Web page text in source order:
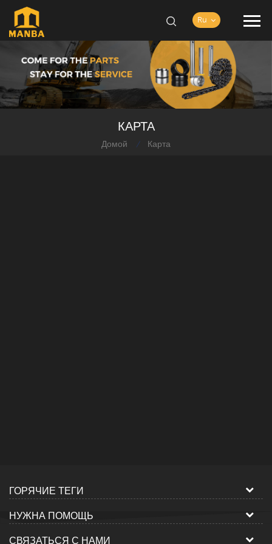
Ru
КАРТА
Домой / Карта
ГОРЯЧИЕ ТЕГИ
НУЖНА ПОМОЩЬ
СВЯЗАТЬСЯ С НАМИ